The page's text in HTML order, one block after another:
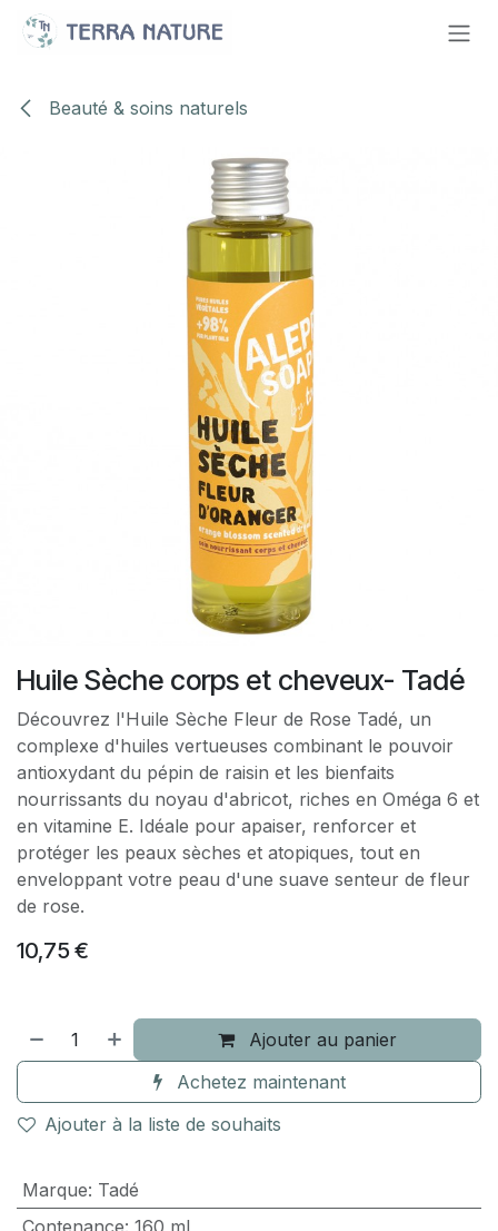
Se rendre au contenu
Beauté & soins naturels
Huile Sèche corps et cheveux- Tadé
Découvrez l'Huile Sèche Fleur de Rose Tadé, un
complexe d'huiles vertueuses combinant le pouvoir
antioxydant du pépin de raisin et les bienfaits
nourrissants du noyau d'abricot, riches en Oméga 6 et
en vitamine E. Idéale pour apaiser, renforcer et
protéger les peaux sèches et atopiques, tout en
enveloppant votre peau d'une suave senteur de fleur
de rose.
10,75 €
Ajouter au panier
Achetez maintenant
Ajouter à la liste de souhaits
Marque: Tadé